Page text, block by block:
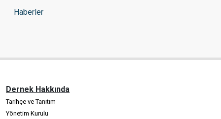
Haberler
Dernek Hakkında
Tarihçe ve Tanıtım
Yönetim Kurulu